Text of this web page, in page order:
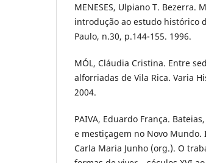
MENESES, Ulpiano T.
introdução ao estudo histórico
Paulo, n.30, p.144-155. 1996.
MÓL, Cláudia Cristina. Entre
alforriadas de Vila Rica. Varia
2004.
PAIVA, Eduardo França.
e mestiçagem no Novo Mundo.
Carla Maria Junho (org.). O